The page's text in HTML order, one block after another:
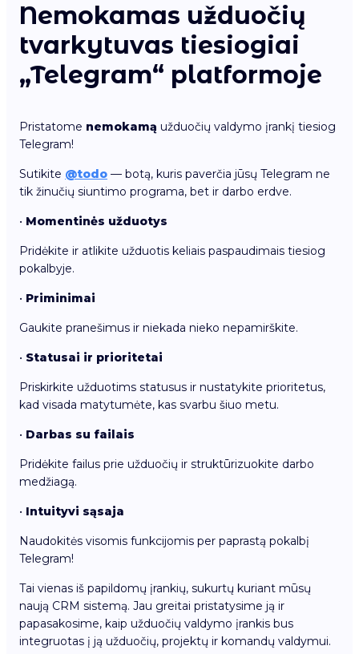
Nemokamas užduočių
tvarkytuvas tiesiogiai
„Telegram“ platformoje
Pristatome nemokamą užduočių valdymo įrankį tiesiog
Telegram!
Sutikite @todo — botą, kuris paverčia jūsų Telegram ne
tik žinučių siuntimo programa, bet ir darbo erdve.
• Momentinės užduotys
Pridėkite ir atlikite užduotis keliais paspaudimais tiesiog
pokalbyje.
• Priminimai
Gaukite pranešimus ir niekada nieko nepamirškite.
• Statusai ir prioritetai
Priskirkite užduotims statusus ir nustatykite prioritetus,
kad visada matytumėte, kas svarbu šiuo metu.
• Darbas su failais
Pridėkite failus prie užduočių ir struktūrizuokite darbo
medžiagą.
• Intuityvi sąsaja
Naudokitės visomis funkcijomis per paprastą pokalbį
Telegram!
Tai vienas iš papildomų įrankių, sukurtų kuriant mūsų
naują CRM sistemą. Jau greitai pristatysime ją ir
papasakosime, kaip užduočių valdymo įrankis bus
integruotas į ją užduočių, projektų ir komandų valdymui.